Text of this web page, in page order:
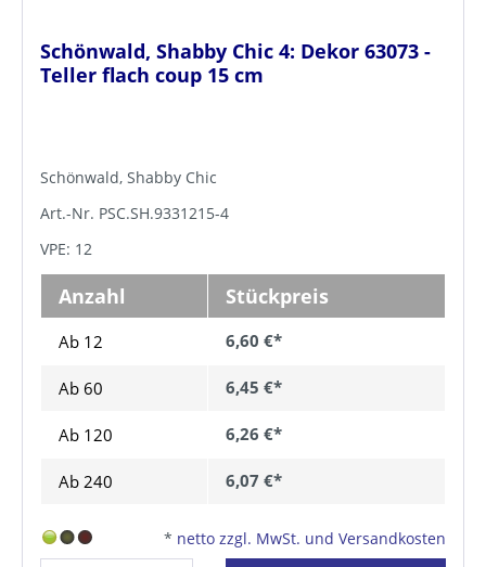
Schönwald, Shabby Chic 4: Dekor 63073 -
Teller flach coup 15 cm
Schönwald, Shabby Chic
Art.-Nr. PSC.SH.9331215-4
VPE: 12
Anzahl Stückpreis
Ab 12 6,60 €*
Ab 60 6,45 €*
Ab 120 6,26 €*
Ab 240 6,07 €*
* netto zzgl. MwSt. und Versandkosten